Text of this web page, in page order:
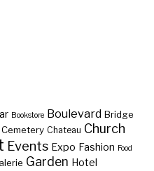
Bookstore Boulevard Bridge
Cemetery Chateau Church
Events Expo Fashion Food
Garden Hotel